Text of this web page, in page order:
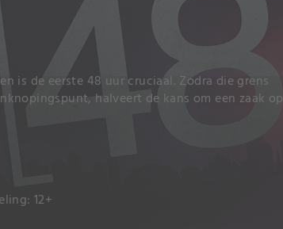
is de eerste 48 uur cruciaal. Zodra die grens
halveert de kans om een zaak op
12+